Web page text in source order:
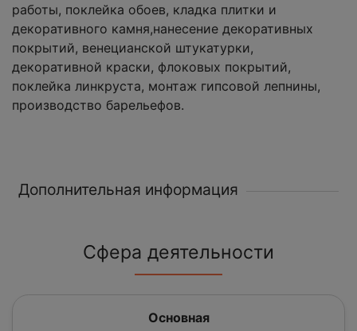
работы, поклейка обоев, кладка плитки и
декоративного камня,нанесение декоративных
покрытий, венецианской штукатурки,
декоративной краски, флоковых покрытий,
поклейка линкруста, монтаж гипсовой лепнины,
производство барельефов.
Дополнительная информация
Сфера деятельности
Основная